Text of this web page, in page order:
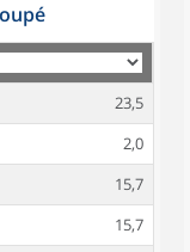
23,5
2,0
15,7
15,7